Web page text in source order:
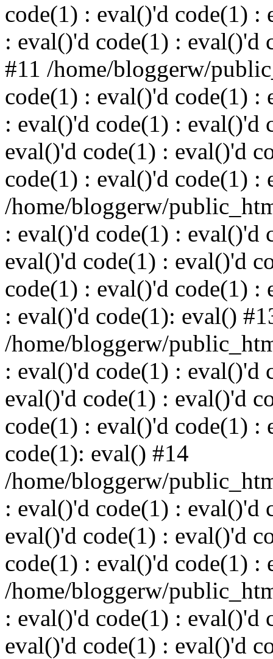
code(1) : eval()'d code(1) :
: eval()'d code(1) : eval()'d
#11 /home/bloggerw/
code(1) : eval()'d code(1) :
: eval()'d code(1) : eval()'d
eval()'d code(1) : eval()'d
code(1) : eval()'d code(1) :
/home/bloggerw/
: eval()'d code(1) : eval()'d
eval()'d code(1) : eval()'d
code(1) : eval()'d code(1) :
: eval()'d code(1): eval()
/home/bloggerw/
: eval()'d code(1) : eval()'d
eval()'d code(1) : eval()'d
code(1) : eval()'d code(1) :
code(1): eval() #14
/home/bloggerw/
: eval()'d code(1) : eval()'d
eval()'d code(1) : eval()'d
code(1) : eval()'d code(1) :
/home/bloggerw/
: eval()'d code(1) : eval()'d
eval()'d code(1) : eval()'d